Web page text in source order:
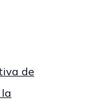
de